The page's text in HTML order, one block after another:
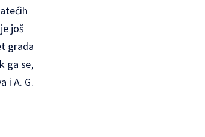
još
grada
ga se,
i A. G.